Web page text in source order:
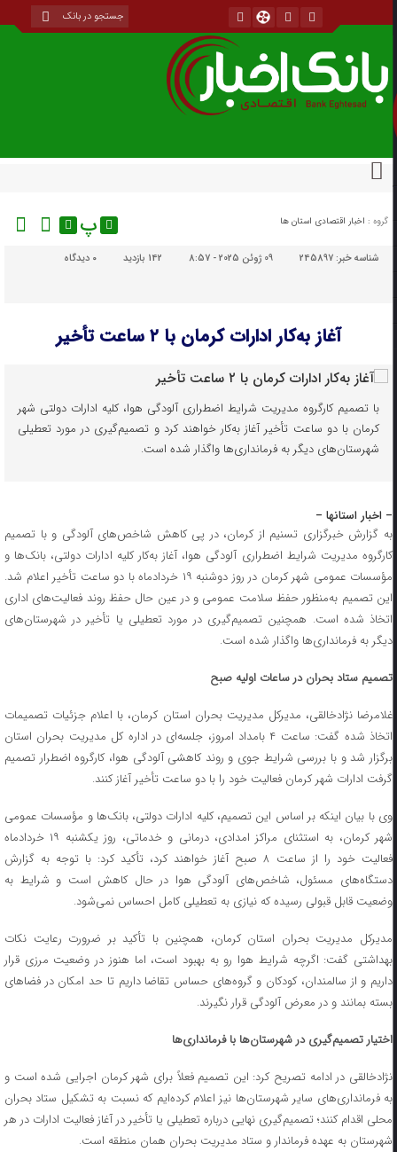
گروه : اخبار اقتصادی استان ها پ
شناسه خبر:245897 09 ژوئن 2025 - 8:57 142 بازدید دیدگاه
آغاز به‌کار ادارات کرمان با ۲ ساعت تأخیر
با تصمیم کارگروه مدیریت شرایط اضطراری آلودگی هوا، کلیه ادارات دولتی شهر
کرمان با دو ساعت تأخیر آغاز به‌کار خواهند کرد و تصمیم‌گیری در مورد تعطیلی
شهرستان‌های دیگر به فرمانداری‌ها واگذار شده است.
– اخبار استانها –
به گزارش خبرگزاری تسنیم از کرمان، در پی کاهش شاخص‌های آلودگی و با تصمیم
کارگروه مدیریت شرایط اضطراری آلودگی هوا، آغاز به‌کار کلیه ادارات دولتی، بانک‌ها و
مؤسسات عمومی شهر کرمان در روز دوشنبه ۱۹ خردادماه با دو ساعت تأخیر اعلام شد.
این تصمیم به‌منظور حفظ سلامت عمومی و در عین حال حفظ روند فعالیت‌های اداری
اتخاذ شده است. همچنین تصمیم‌گیری در مورد تعطیلی یا تأخیر در شهرستان‌های
دیگر به فرمانداری‌ها واگذار شده است.
تصمیم ستاد بحران در ساعات اولیه صبح
غلامرضا نژادخالقی، مدیرکل مدیریت بحران استان کرمان، با اعلام جزئیات تصمیمات
اتخاذ شده گفت: ساعت ۴ بامداد امروز، جلسه‌ای در اداره کل مدیریت بحران استان
برگزار شد و با بررسی شرایط جوی و روند کاهشی آلودگی هوا، کارگروه اضطرار تصمیم
گرفت ادارات شهر کرمان فعالیت خود را با دو ساعت تأخیر آغاز کنند.
وی با بیان اینکه بر اساس این تصمیم، کلیه ادارات دولتی، بانک‌ها و مؤسسات عمومی
شهر کرمان، به استثنای مراکز امدادی، درمانی و خدماتی، روز یکشنبه ۱۹ خردادماه
فعالیت خود را از ساعت ۸ صبح آغاز خواهند کرد، تأکید کرد: با توجه به گزارش
دستگاه‌های مسئول، شاخص‌های آلودگی هوا در حال کاهش است و شرایط به
وضعیت قابل قبولی رسیده که نیازی به تعطیلی کامل احساس نمی‌شود.
مدیرکل مدیریت بحران استان کرمان، همچنین با تأکید بر ضرورت رعایت نکات
بهداشتی گفت: اگرچه شرایط هوا رو به بهبود است، اما هنوز در وضعیت مرزی قرار
داریم و از سالمندان، کودکان و گروه‌های حساس تقاضا داریم تا حد امکان در فضاهای
بسته بمانند و در معرض آلودگی قرار نگیرند.
اختیار تصمیم‌گیری در شهرستان‌ها با فرمانداری‌ها
نژادخالقی در ادامه تصریح کرد: این تصمیم فعلاً برای شهر کرمان اجرایی شده است و
به فرمانداری‌های سایر شهرستان‌ها نیز اعلام کرده‌ایم که نسبت به تشکیل ستاد بحران
محلی اقدام کنند؛ تصمیم‌گیری نهایی درباره تعطیلی یا تأخیر در آغاز فعالیت ادارات در هر
شهرستان به عهده فرماندار و ستاد مدیریت بحران همان منطقه است.